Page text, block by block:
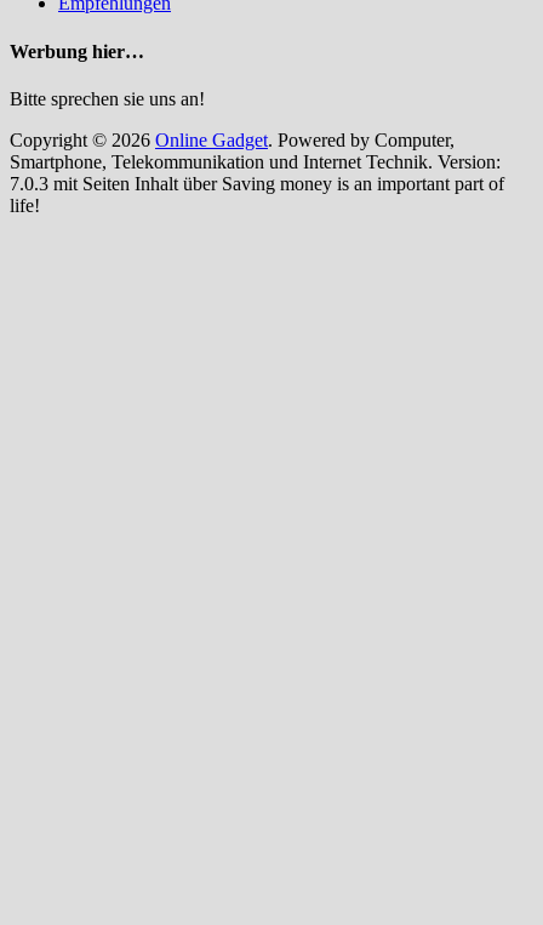
Werbung hier…
Bitte sprechen sie uns an!
Copyright © 2026 Online Gadget. Powered by Computer,
Smartphone, Telekommunikation und Internet Technik. Version:
7.0.3 mit Seiten Inhalt über Saving money is an important part of
life!